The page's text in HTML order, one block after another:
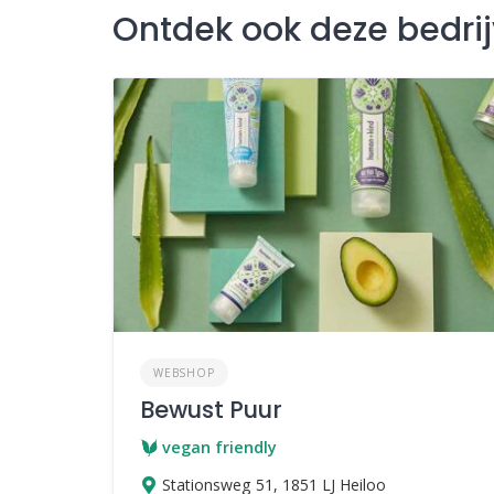
Ontdek ook deze
WEBSHOP
Bewust Puur
vegan friendly
Stationsweg 51, 1851 LJ Heiloo